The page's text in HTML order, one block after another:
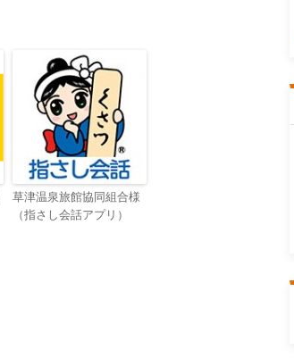
草津温泉旅館協同組合様
（指さし会話アプリ）